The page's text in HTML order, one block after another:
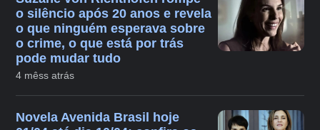
o silêncio após 20 anos e revela
o que ninguém esperava sobre
o crime, o que está por trás
pode mudar tudo
4 mêss atrás
Novela Avenida Brasil hoje